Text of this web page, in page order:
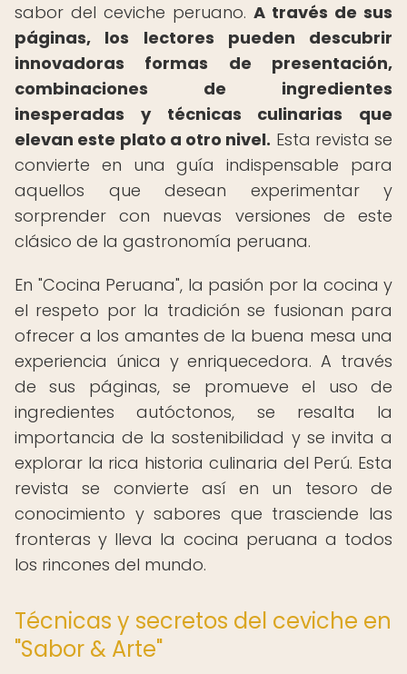
sabor del ceviche peruano. A través de sus
páginas, los lectores pueden descubrir
innovadoras formas de presentación,
combinaciones de ingredientes
inesperadas y técnicas culinarias que
elevan este plato a otro nivel. Esta revista se
convierte en una guía indispensable para
aquellos que desean experimentar y
sorprender con nuevas versiones de este
clásico de la gastronomía peruana.
En "Cocina Peruana", la pasión por la cocina y
el respeto por la tradición se fusionan para
ofrecer a los amantes de la buena mesa una
experiencia única y enriquecedora. A través
de sus páginas, se promueve el uso de
ingredientes autóctonos, se resalta la
importancia de la sostenibilidad y se invita a
explorar la rica historia culinaria del Perú. Esta
revista se convierte así en un tesoro de
conocimiento y sabores que trasciende las
fronteras y lleva la cocina peruana a todos
los rincones del mundo.
Técnicas y secretos del ceviche en
"Sabor & Arte"